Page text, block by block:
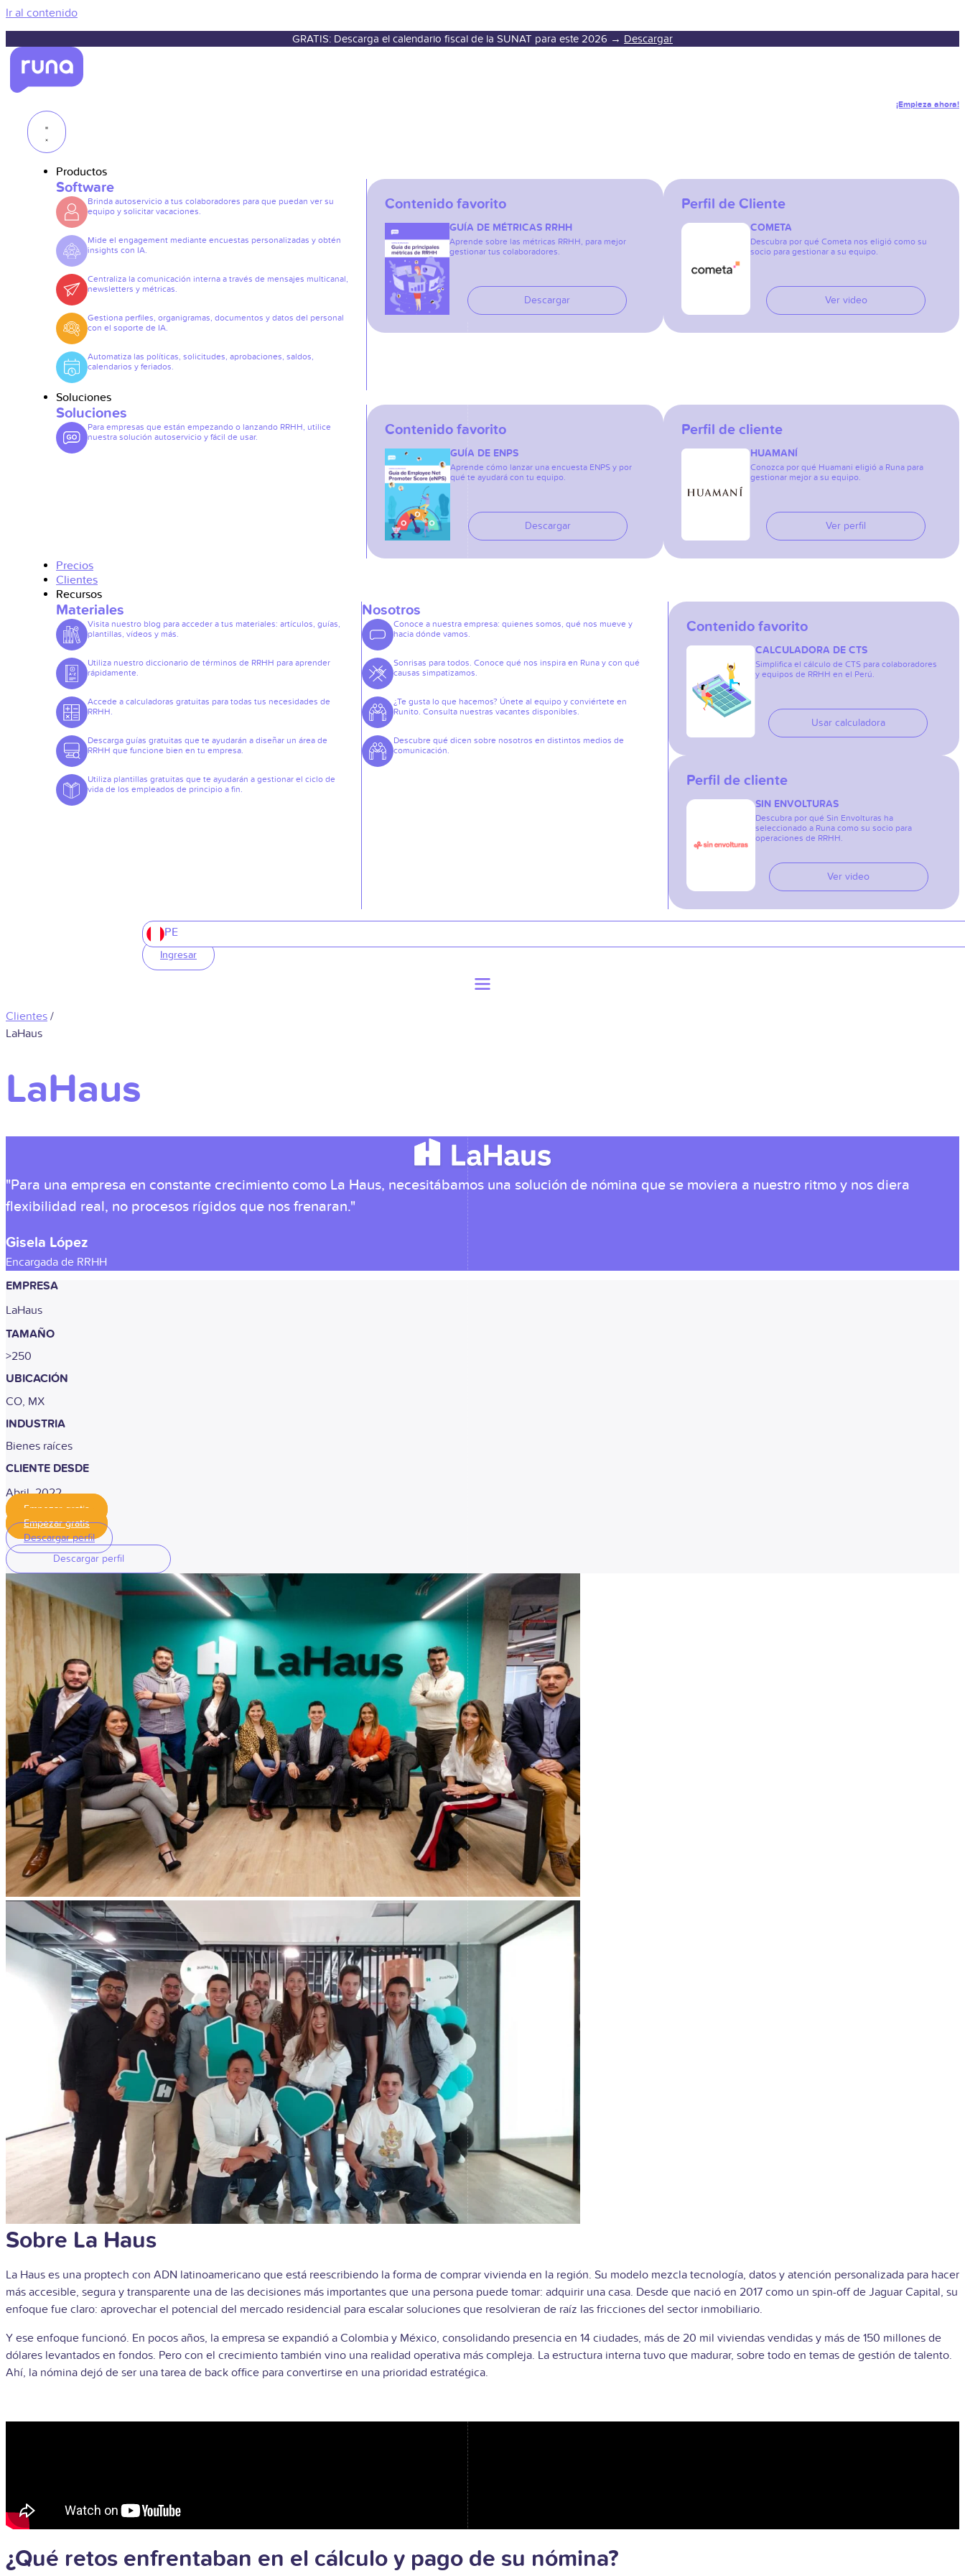
Ir al contenido
GRATIS: Descarga el calendario fiscal de la SUNAT para este 2026 → Descargar
¡Empieza ahora!
Productos
Software
Brinda autoservicio a tus colaboradores para que puedan ver su
equipo y solicitar vacaciones.
Mide el engagement mediante encuestas personalizadas y obtén
insights con IA.
Centraliza la comunicación interna a través de mensajes multicanal,
newsletters y métricas.
Gestiona perfiles, organigramas, documentos y datos del personal
con el soporte de IA.
Automatiza las políticas, solicitudes, aprobaciones, saldos,
calendarios y feriados.
Contenido favorito
GUÍA DE MÉTRICAS RRHH
Aprende sobre las métricas RRHH, para mejor
gestionar tus colaboradores.
Descargar
Perfil de Cliente
COMETA
Descubra por qué Cometa nos eligió como su
socio para gestionar a su equipo.
Ver video
Soluciones
Soluciones
Para empresas que están empezando o lanzando RRHH, utilice
nuestra solución autoservicio y fácil de usar.
Contenido favorito
GUÍA DE ENPS
Aprende cómo lanzar una encuesta ENPS y por
qué te ayudará con tu equipo.
Descargar
Perfil de cliente
HUAMANÍ
Conozca por qué Huamani eligió a Runa para
gestionar mejor a su equipo.
Ver perfil
Precios
Clientes
Recursos
Materiales
Visita nuestro blog para acceder a tus materiales: artículos, guías,
plantillas, vídeos y más.
Utiliza nuestro diccionario de términos de RRHH para aprender
rápidamente.
Accede a calculadoras gratuitas para todas tus necesidades de
RRHH.
Descarga guías gratuitas que te ayudarán a diseñar un área de
RRHH que funcione bien en tu empresa.
Utiliza plantillas gratuitas que te ayudarán a gestionar el ciclo de
vida de los empleados de principio a fin.
Nosotros
Conoce a nuestra empresa: quienes somos, qué nos mueve y
hacia dónde vamos.
Sonrisas para todos. Conoce qué nos inspira en Runa y con qué
causas simpatizamos.
¿Te gusta lo que hacemos? Únete al equipo y conviértete en
Runito. Consulta nuestras vacantes disponibles.
Descubre qué dicen sobre nosotros en distintos medios de
comunicación.
Contenido favorito
CALCULADORA DE CTS
Simplifica el cálculo de CTS para colaboradores
y equipos de RRHH en el Perú.
Usar calculadora
Perfil de cliente
SIN ENVOLTURAS
Descubra por qué Sin Envolturas ha
seleccionado a Runa como su socio para
operaciones de RRHH.
Ver video
PE
Ingresar
Clientes /
LaHaus
LaHaus
"Para una empresa en constante crecimiento como La Haus, necesitábamos una solución de nómina que se moviera a nuestro ritmo y nos diera
flexibilidad real, no procesos rígidos que nos frenaran."
Gisela López
Encargada de RRHH
EMPRESA
LaHaus
TAMAÑO
>250
UBICACIÓN
CO, MX
INDUSTRIA
Bienes raíces
CLIENTE DESDE
Abril, 2022
Empezar gratis
Empezar gratis
Descargar perfil
Descargar perfil
Sobre La Haus
La Haus es una proptech con ADN latinoamericano que está reescribiendo la forma de comprar vivienda en la región. Su modelo mezcla tecnología, datos y atención personalizada para hacer
más accesible, segura y transparente una de las decisiones más importantes que una persona puede tomar: adquirir una casa. Desde que nació en 2017 como un spin-off de Jaguar Capital, su
enfoque fue claro: aprovechar el potencial del mercado residencial para escalar soluciones que resolvieran de raíz las fricciones del sector inmobiliario.
Y ese enfoque funcionó. En pocos años, la empresa se expandió a Colombia y México, consolidando presencia en 14 ciudades, más de 20 mil viviendas vendidas y más de 150 millones de
dólares levantados en fondos. Pero con el crecimiento también vino una realidad operativa más compleja. La estructura interna tuvo que madurar, sobre todo en temas de gestión de talento.
Ahí, la nómina dejó de ser una tarea de back office para convertirse en una prioridad estratégica.
¿Qué retos enfrentaban en el cálculo y pago de su nómina?